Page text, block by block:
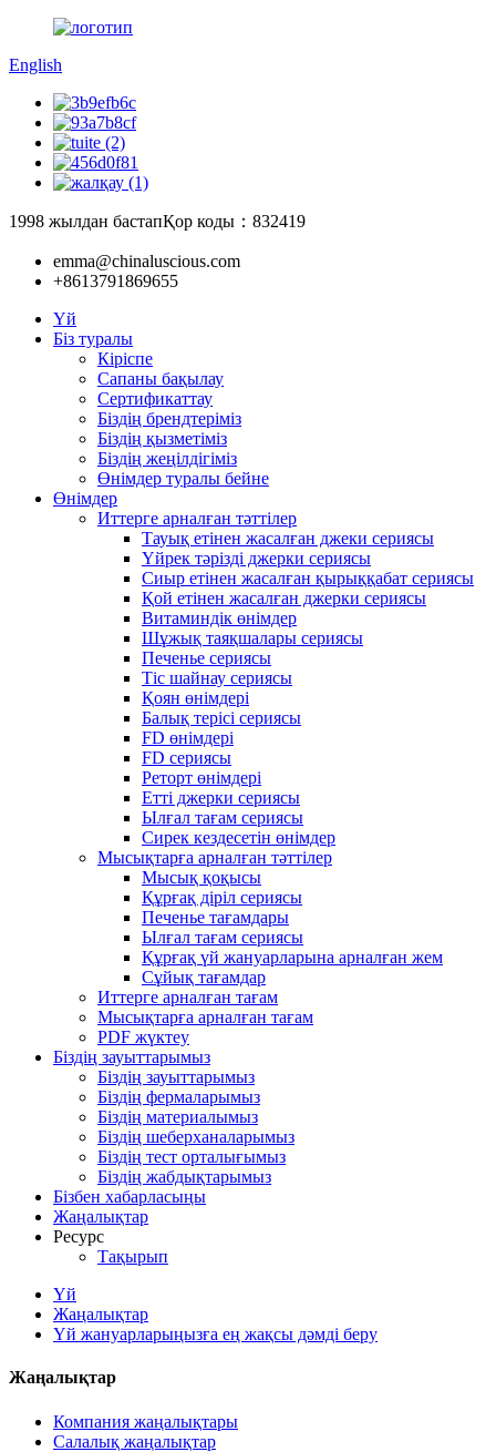
English
1998 жылдан бастапҚор коды：832419
emma@chinaluscious.com
+8613791869655
Үй
Біз туралы
Кіріспе
Сапаны бақылау
Сертификаттау
Біздің брендтеріміз
Біздің қызметіміз
Біздің жеңілдігіміз
Өнімдер туралы бейне
Өнімдер
Иттерге арналған тәттілер
Тауық етінен жасалған джеки сериясы
Үйрек тәрізді джерки сериясы
Сиыр етінен жасалған қырыққабат сериясы
Қой етінен жасалған джерки сериясы
Витаминдік өнімдер
Шұжық таяқшалары сериясы
Печенье сериясы
Тіс шайнау сериясы
Қоян өнімдері
Балық терісі сериясы
FD өнімдері
FD сериясы
Реторт өнімдері
Етті джерки сериясы
Ылғал тағам сериясы
Сирек кездесетін өнімдер
Мысықтарға арналған тәттілер
Мысық қоқысы
Құрғақ діріл сериясы
Печенье тағамдары
Ылғал тағам сериясы
Құрғақ үй жануарларына арналған жем
Сұйық тағамдар
Иттерге арналған тағам
Мысықтарға арналған тағам
PDF жүктеу
Біздің зауыттарымыз
Біздің зауыттарымыз
Біздің фермаларымыз
Біздің материалымыз
Біздің шеберханаларымыз
Біздің тест орталығымыз
Біздің жабдықтарымыз
Бізбен хабарласыңы
Жаңалықтар
Ресурс
Тақырып
Үй
Жаңалықтар
Үй жануарларыңызға ең жақсы дәмді беру
Жаңалықтар
Компания жаңалықтары
Салалық жаңалықтар